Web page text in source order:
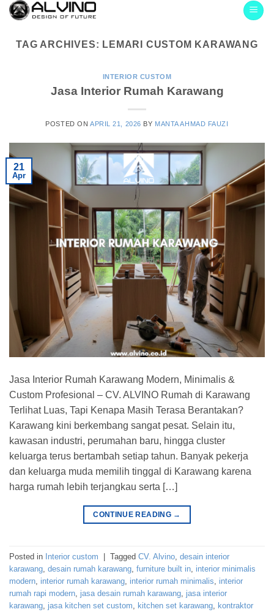
Skip
TAG ARCHIVES: LEMARI CUSTOM KARAWANG
INTERIOR CUSTOM
Jasa Interior Rumah Karawang
POSTED ON APRIL 21, 2026 BY MANTA AHMAD FAUZI
21
Apr
Jasa Interior Rumah Karawang Modern, Minimalis &
Custom Profesional – CV. ALVINO Rumah di Karawang
Terlihat Luas, Tapi Kenapa Masih Terasa Berantakan?
Karawang kini berkembang sangat pesat. Selain itu,
kawasan industri, perumahan baru, hingga cluster
keluarga terus bertambah setiap tahun. Banyak pekerja
dan keluarga muda memilih tinggal di Karawang karena
harga rumah lebih terjangkau serta […]
CONTINUE READING →
Posted in Interior custom | Tagged CV. Alvino desain interior
karawang desain rumah karawang furniture built in interior minimalis
modern interior rumah karawang interior rumah minimalis
interior
rumah rapi modern jasa desain rumah karawang jasa interior
karawang jasa kitchen set custom kitchen set karawang kontraktor